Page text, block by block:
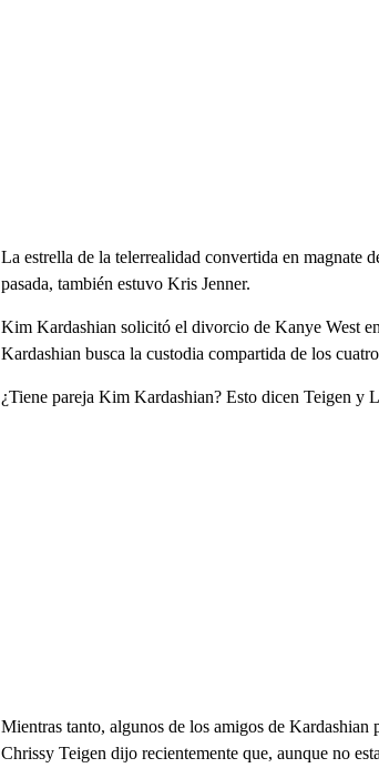
La estrella de la telerrealidad convertida en magnate
pasada, también estuvo Kris Jenner.
Kim Kardashian solicitó el divorcio de Kanye West
Kardashian busca la custodia compartida de los
¿Tiene pareja Kim Kardashian? Esto dicen Teigen y
Mientras tanto, algunos de los amigos de Kardashian
Chrissy Teigen dijo recientemente que, aunque no